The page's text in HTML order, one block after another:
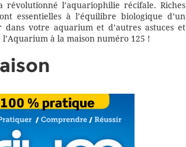
révolutionné l’aquariophilie récifale. Riches
essentielles à l’équilibre biologique d’un
votre aquarium et d’autres astuces et
à la maison numéro 125 !